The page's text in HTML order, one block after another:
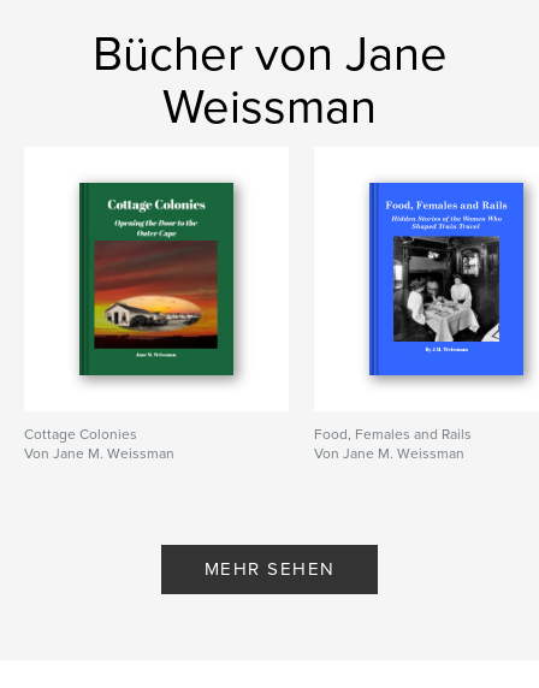
Bücher von Jane
Weissman
Cottage Colonies
Von Jane M. Weissman
Food, Females and Rails
Von Jane M. Weissman
MEHR SEHEN